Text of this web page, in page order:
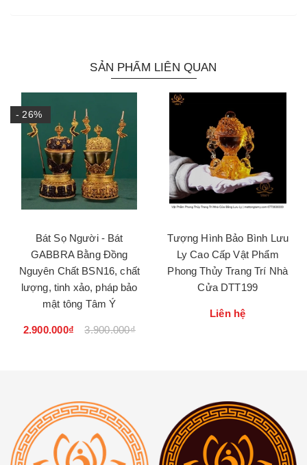
SẢN PHẨM LIÊN QUAN
- 26%
Bát Sọ Người - Bát
GABBRA Bằng Đồng
Nguyên Chất BSN16, chất
lượng, tinh xảo, pháp bảo
mật tông Tâm Ý
2.900.000₫ 3.900.000₫
Tượng Hình Bảo Bình Lưu
Ly Cao Cấp Vật Phẩm
Phong Thủy Trang Trí Nhà
Cửa DTT199
Liên hệ